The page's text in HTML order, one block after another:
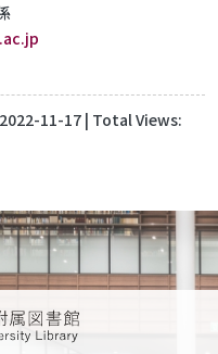
2022-11-17 | Total Views: